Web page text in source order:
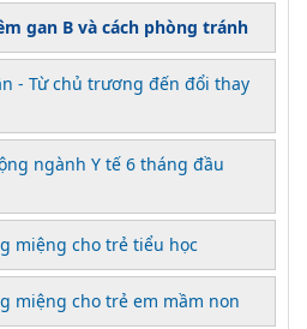
gan B và cách phòng tránh
- Từ chủ trương đến đổi thay
ngành Y tế 6 tháng đầu
miệng cho trẻ tiểu học
miệng cho trẻ em mầm non